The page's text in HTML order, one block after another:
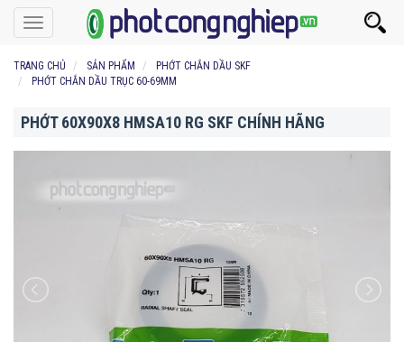
Toggle
navigation
TRANG CHỦ SẢN PHẨM
PHỚT CHẮN DẦU SKF
PHỚT CHẮN DẦU TRỤC 60-69MM
PHỚT 60X90X8 HMSA10 RG SKF CHÍNH HÃNG